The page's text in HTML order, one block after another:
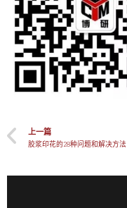
上一篇
胶浆印花的28种问题和解决方法